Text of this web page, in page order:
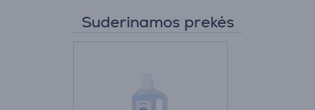
Suderinamos prekės